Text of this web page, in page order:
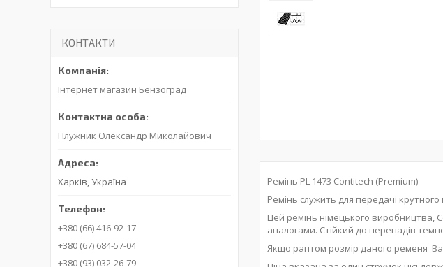
Ремінь PL 1473 Contitech (Premium)
Ремінь служить для передачі
Цей ремінь німецького виробництва,
аналогами. Стійкий до перепадів
Якщо раптом розмір даного ременя
КОНТАКТИ
Інтернет магазин Бензоград
Плужник Олександр Миколайович
Харків, Україна
+380 (66) 416-92-17
+380 (67) 684-57-04
+380 (93) 032-26-79